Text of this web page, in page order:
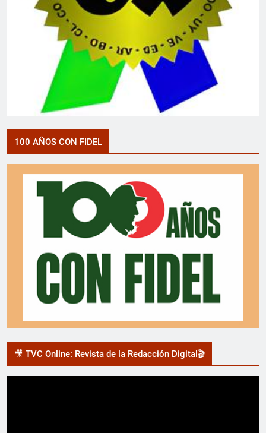
100 AÑOS CON FIDEL
🎥 TVC Online: Revista de la Redacción Digital🎬